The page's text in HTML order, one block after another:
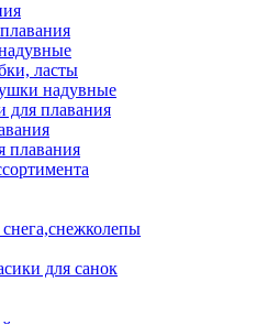
ласты
надувные
для плавания
плавания
для санок